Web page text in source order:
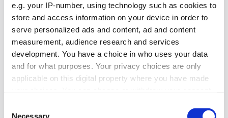
e.g. your IP-number, using technology such as cookies to
store and access information on your device in order to
serve personalized ads and content, ad and content
measurement, audience research and services
development. You have a choice in who uses your data
and for what purposes. Your privacy choices are only
applicable on this digital property where you have made
the Privacy trigger icon.
Necessary
”underrepresenterade” i medierna
Landets tre största partier fortsätter att en lägre
andel av artiklar / inslag i medierna än deras
opinionssiffror. Det visar siffror från Retriever för
föregående vecka.